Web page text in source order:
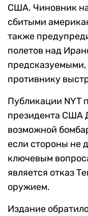
США. Чиновник
сбитыми
также
полетов над
предсказуемыми,
противнику
Публикации NYT
президента США
возможной
если стороны не
ключевым
является отказ
оружием.
Издание